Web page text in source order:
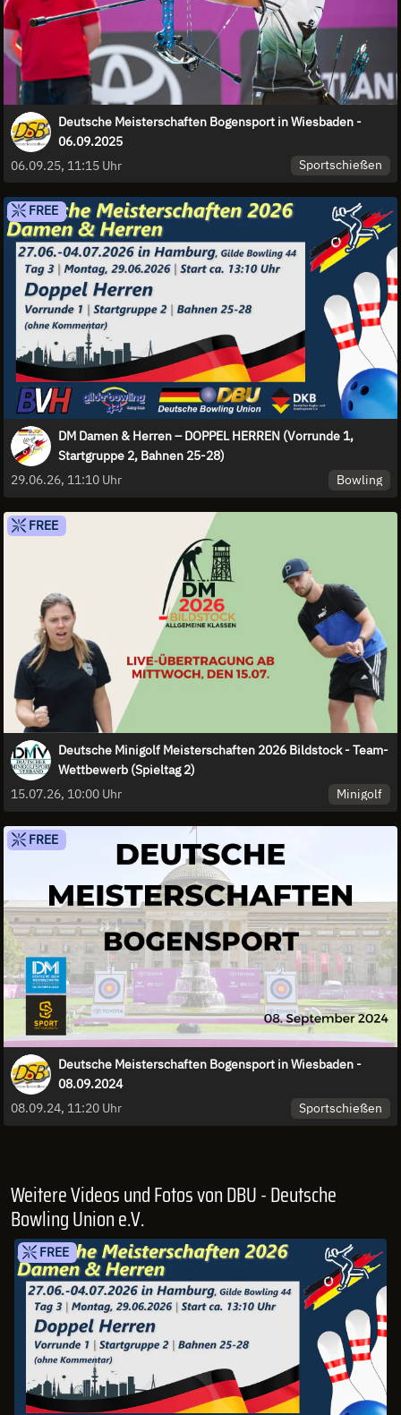
Deutsche Meisterschaften Bogensport in Wiesbaden -
06.09.2025
06.09.25, 11:15 Uhr
Sportschießen
FREE
DM Damen & Herren – DOPPEL HERREN (Vorrunde 1,
Startgruppe 2, Bahnen 25-28)
29.06.26, 11:10 Uhr
Bowling
FREE
Deutsche Minigolf Meisterschaften 2026 Bildstock - Team-
Wettbewerb (Spieltag 2)
15.07.26, 10:00 Uhr
Minigolf
FREE
Deutsche Meisterschaften Bogensport in Wiesbaden -
08.09.2024
08.09.24, 11:20 Uhr
Sportschießen
Weitere Videos und Fotos von DBU - Deutsche
Bowling Union e.V.
FREE